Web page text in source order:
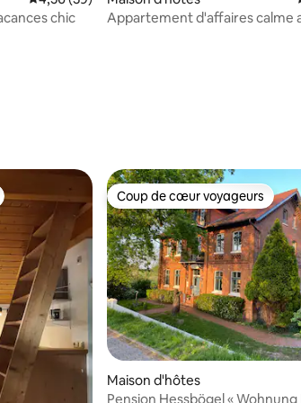
chic
Appartement d'affaires calme
: 4,95 sur 5
Coup de cœur voyageurs
Coup de cœur voyageurs
Maison d'hôtes
Pension Hessbögel « Wohnung